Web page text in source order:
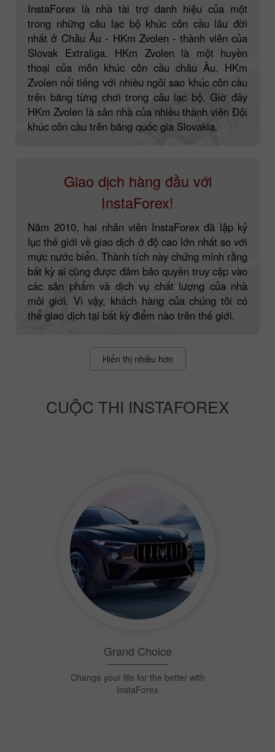
InstaForex là nhà tài trợ danh hiệu của một
trong những câu lạc bộ khúc côn cầu lâu đời
nhất ở Châu Âu - HKm Zvolen - thành viên của
Slovak Extraliga. HKm Zvolen là một huyền
thoại của môn khúc côn cầu châu Âu. HKm
Zvolen nổi tiếng với nhiều ngôi sao khúc côn cầu
trên băng từng chơi trong câu lạc bộ. Giờ đây
HKm Zvolen là sân nhà của nhiều thành viên Đội
khúc côn cầu trên băng quốc gia Slovakia.
Giao dịch hàng đầu với
InstaForex!
Năm 2010, hai nhân viên InstaForex đã lập kỷ
lục thế giới về giao dịch ở độ cao lớn nhất so với
mực nước biển. Thành tích này chứng minh rằng
bất kỳ ai cũng được đảm bảo quyền truy cập vào
các sản phẩm và dịch vụ chất lượng của nhà
môi giới. Vì vậy, khách hàng của chúng tôi có
thể giao dịch tại bất kỳ điểm nào trên thế giới.
Hiển thị nhiều hơn
CUỘC THI INSTAFOREX
Người bán tỉa InstaForex
(InstaForex Sniper)
Nhắm đúng mục tiêu và bắt lấy $1,500 mỗi